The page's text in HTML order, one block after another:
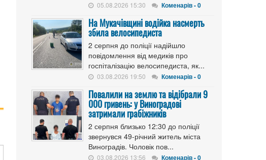
05.08.2026 15:30 Коменарів - 0
На Мукачівщині водійка насмерть
збила велосипедиста
2 серпня до поліції надійшло
повідомлення від медиків про
госпіталізацію велосипедиста, як...
03.08.2026 19:50 Коменарів - 0
Повалили на землю та відібрали 9
000 гривень: у Виноградові
затримали грабіжників
2 серпня близько 12:30 до поліції
звернувся 49-річний житель міста
Виноградів. Чоловік пов...
03.08.2026 13:56 Коменарів - 0